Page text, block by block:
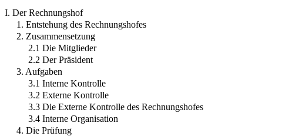
I. Der Rechnungshof
1. Entstehung des Rechnungshofes
2. Zusammensetzung
2.1 Die Mitglieder
2.2 Der Präsident
3. Aufgaben
3.1 Interne Kontrolle
3.2 Externe Kontrolle
3.3 Die Externe Kontrolle des Rechnungshofes
3.4 Interne Organisation
4. Die Prüfung